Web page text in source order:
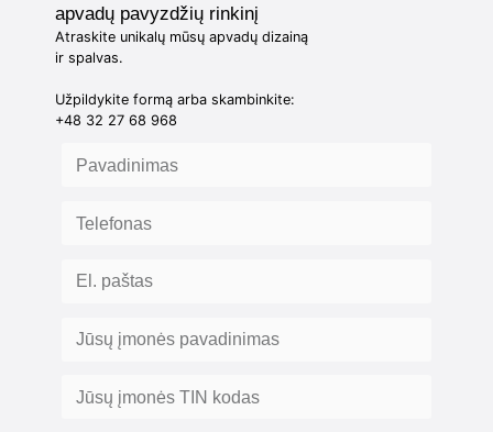
apvadų pavyzdžių rinkinį
Atraskite unikalų mūsų apvadų dizainą
ir spalvas.
Užpildykite formą arba skambinkite:
+48 32 27 68 968